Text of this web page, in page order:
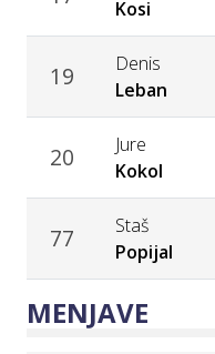
Kosi
19
Denis
Leban
20
Jure
Kokol
77
Staš
Popijal
MENJAVE